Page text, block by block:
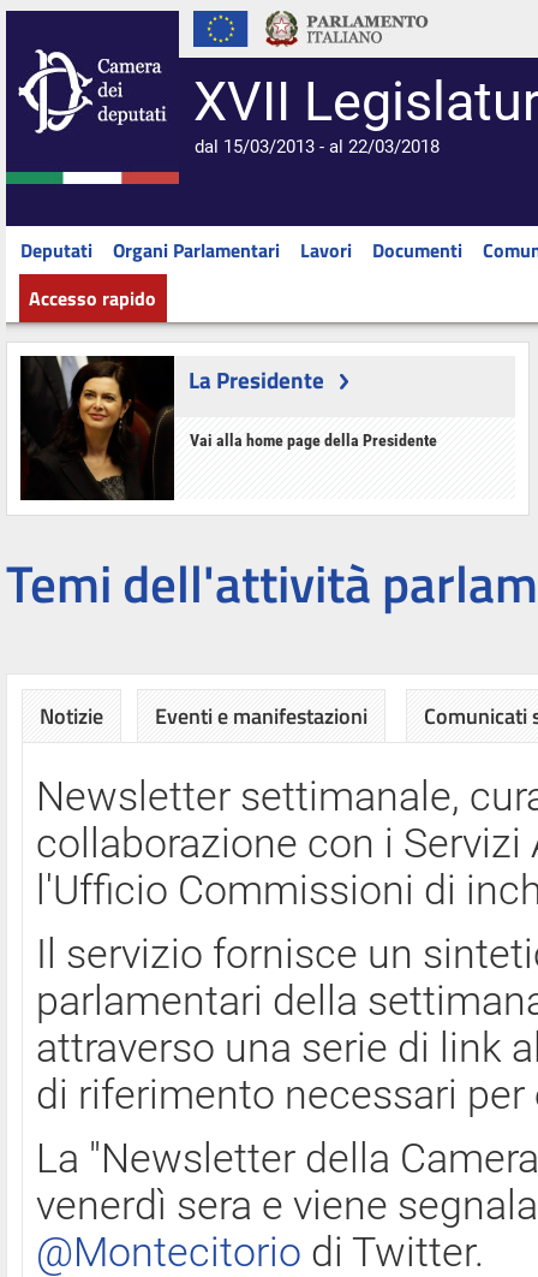
XVII
dal 15/03/2013 - al 22/03/2018
Deputati Organi Parlamentari Lavori Documenti
Accesso rapido
La Presidente
Vai alla home page della Presidente
Temi dell'attività
Notizie Eventi e manifestazioni Comunicati
Newsletter settimanale,
collaborazione con i
l'Ufficio Commissioni di
Il servizio fornisce un
parlamentari della
attraverso una serie di link
di riferimento necessari
La "Newsletter della
venerdì sera e viene
@Montecitorio di Twitter.